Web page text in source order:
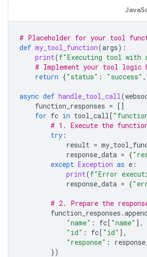
# Placeholder for your tool
def my_tool_function(args):
print(f"Executing tool with
# Implement your tool logic
return {"status" : "success" ,
async def handle_tool_call(
function_responses = []
for fc in tool_call[
# 1. Execute the
try :
result =
response_data = {
except Exception as e :
print(f"Error
response_data = {
# 2. Prepare the
function_responses .append
"name" : fc[ "name" ],
"id" : fc[ "id" ],
"response" :
})